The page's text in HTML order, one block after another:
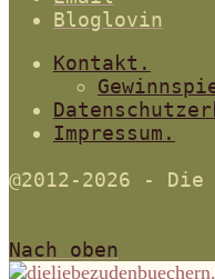
Bloglovin
Kontakt.
Impressum.
@2012-2026 -
Nach oben